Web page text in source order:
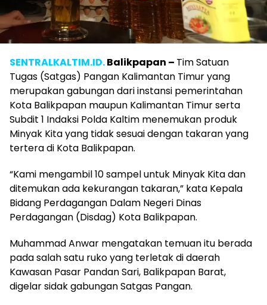
SENTRALKALTIM.ID.Balikpapan – Tim Satuan
Tugas (Satgas) Pangan Kalimantan Timur yang
merupakan gabungan dari instansi pemerintahan
Kota Balikpapan maupun Kalimantan Timur serta
Subdit 1 Indaksi Polda Kaltim menemukan produk
Minyak Kita yang tidak sesuai dengan takaran yang
tertera di Kota Balikpapan.
“Kami mengambil 10 sampel untuk Minyak Kita dan
ditemukan ada kekurangan takaran,” kata Kepala
Bidang Perdagangan Dalam Negeri Dinas
Perdagangan (Disdag) Kota Balikpapan.
Muhammad Anwar mengatakan temuan itu berada
pada salah satu ruko yang terletak di daerah
Kawasan Pasar Pandan Sari, Balikpapan Barat,
digelar sidak gabungan Satgas Pangan.